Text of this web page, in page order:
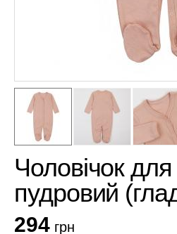
Чоловічок
пудровий
294 грн